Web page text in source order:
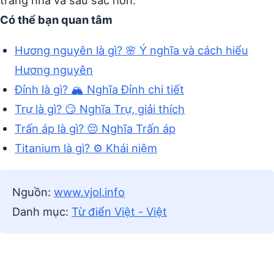
Có thể bạn quan tâm
Hương nguyên là gì? 🌸 Ý nghĩa và cách hiểu
Hương nguyên
Đỉnh là gì? 🏔️ Nghĩa Đỉnh chi tiết
Trự là gì? 😏 Nghĩa Trự, giải thích
Trấn áp là gì? 😔 Nghĩa Trấn áp
Titanium là gì? ⚙️ Khái niệm
Nguồn: www.vjol.info
Danh mục: Từ điển Việt - Việt